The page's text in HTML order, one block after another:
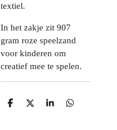
textiel.
In het zakje zit 907
gram roze speelzand
voor kinderen om
creatief mee te spelen.
D
D
S
D